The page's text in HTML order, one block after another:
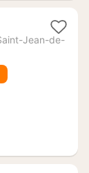
Jean-de-